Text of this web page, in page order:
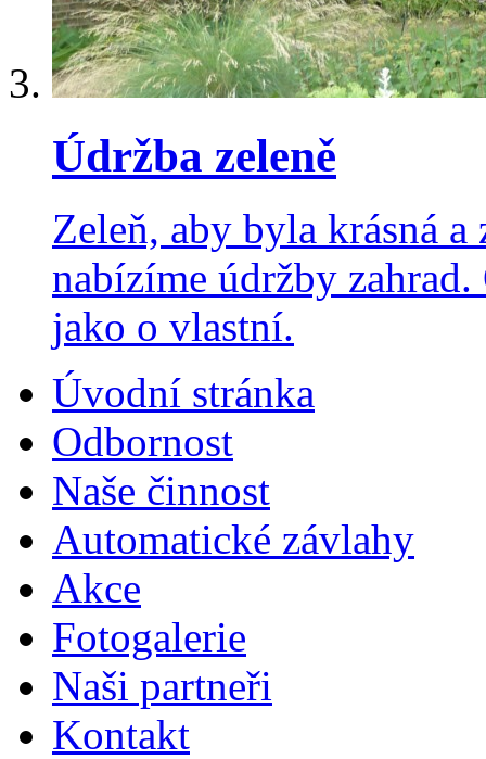
Údržba zeleně
Zeleň, aby byla krásná
nabízíme údržby zahrad.
jako o vlastní.
Úvodní stránka
Odbornost
Naše činnost
Automatické závlahy
Akce
Fotogalerie
Naši partneři
Kontakt